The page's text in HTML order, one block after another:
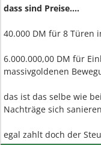
dass sind Preise....
40.000 DM für 8 Türen
6.000.000,00 DM für
massivgoldenen
das ist das selbe wie
Nachträge sich
egal zahlt doch der